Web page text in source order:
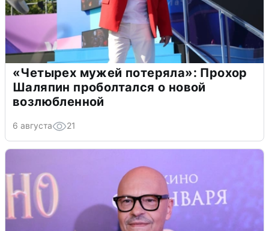
«Четырех мужей потеряла»: Прохор
Шаляпин проболтался о новой
возлюбленной
6 августа 21